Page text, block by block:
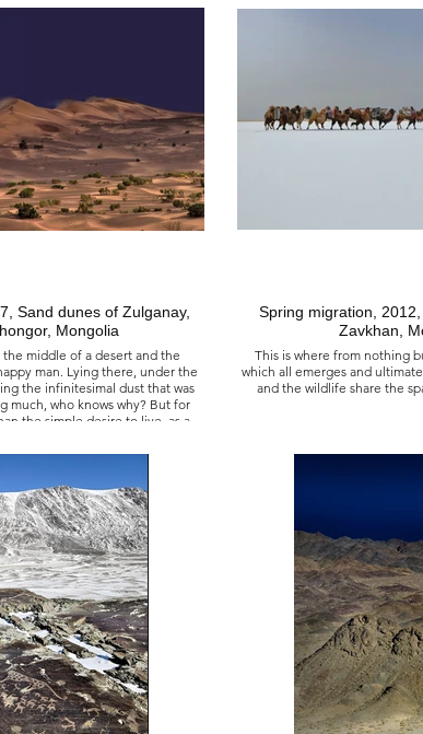
révèlent, sur la steppe, les
擬人化雕像，約西元 550 年
無需他物，只需生活和進食，
Sand dunes of Zulganay,
Mongolia
middle of a desert and the
man. Lying there, under the
the infinitesimal dust that was
much, who knows why? But for
the simple desire to live, as a
which I could travel, free in
de lune, 2017
Bayanhongor, Mongolie
d’un désert et du rien, j’étais un
d’être et me sentais bien.
la lumière astrale, j’aimais être
qui autrefois naquit ainsi qu’un
savoir pourquoi ? Mais pour quelle
simple de vivre, en nomade sans
que celles du ciel et de la
je pouvais voyager, libre
et y être logé.
Spring migration,
Zavkhan,
This is where from nothing
which all emerges and
and the wildlife share the
Désert de Sulin Adag,
libres et frères, de rien, ce
d’où tout sort, où
春季遷徙,
蒙古 札布汗 蘇
在這裡，只有大地，一切從其
遊牧民族和野生動物共享